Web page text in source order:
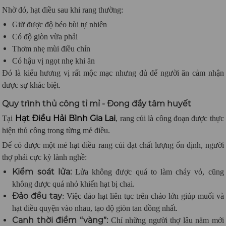
Nhờ đó, hạt điều sau khi rang thường:
Giữ được độ béo bùi tự nhiên
Có độ giòn vừa phải
Thơm nhẹ mùi điều chín
Có hậu vị ngọt nhẹ khi ăn
Đó là kiểu hương vị rất mộc mạc nhưng đủ để người ăn cảm nhận
được sự khác biệt.
Quy trình thủ công tỉ mỉ - Đong đầy tâm huyết
Tại Hạt Điều Hải Bình Gia Lai, rang củi là công đoạn được thực
hiện thủ công trong từng mẻ điều.
Để có được một mẻ hạt điều rang củi đạt chất lượng ổn định, người
thợ phải cực kỳ lành nghề:
Kiểm soát lửa:Lửa không được quá to làm cháy vỏ, cũng
không được quá nhỏ khiến hạt bị chai.
Đảo đều tay: Việc đảo hạt liên tục trên chảo lớn giúp muối và
hạt điều quyện vào nhau, tạo độ giòn tan đồng nhất.
Canh thời điểm “vàng”: Chỉ những người thợ lâu năm mới